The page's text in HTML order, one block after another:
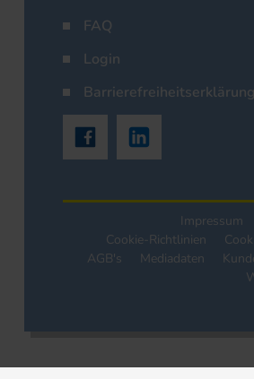
FAQ
Login
Barrierefreiheitserklärung
Impressum
Cookie-Richtlinien
AGB's
Mediadaten